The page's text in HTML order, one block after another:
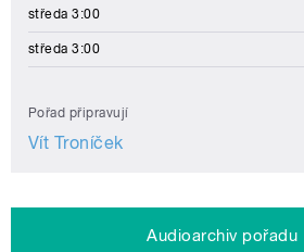
středa 3:00
středa 3:00
Pořad připravují
Vít Troníček
Audioarchiv pořadu